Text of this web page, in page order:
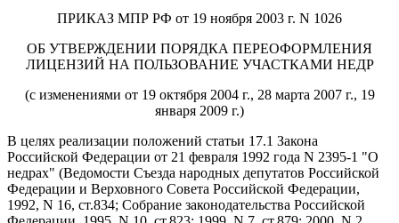
ПРИКАЗ МПР РФ от 19 ноября 2003 г. N 1026
ОБ УТВЕРЖДЕНИИ ПОРЯДКА ПЕРЕОФОРМЛЕНИЯ
ЛИЦЕНЗИЙ НА ПОЛЬЗОВАНИЕ УЧАСТКАМИ НЕДР
(с изменениями от 19 октября 2004 г., 28 марта 2007 г., 19
января 2009 г.)
В целях реализации положений статьи 17.1 Закона
Российской Федерации от 21 февраля 1992 года N 2395-1 "О
недрах" (Ведомости Съезда народных депутатов Российской
Федерации и Верховного Совета Российской Федерации,
1992, N 16, ст.834; Собрание законодательства Российской